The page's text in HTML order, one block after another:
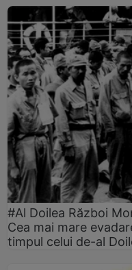
#Al Doilea Război
Cea mai mare
timpul celui de-al